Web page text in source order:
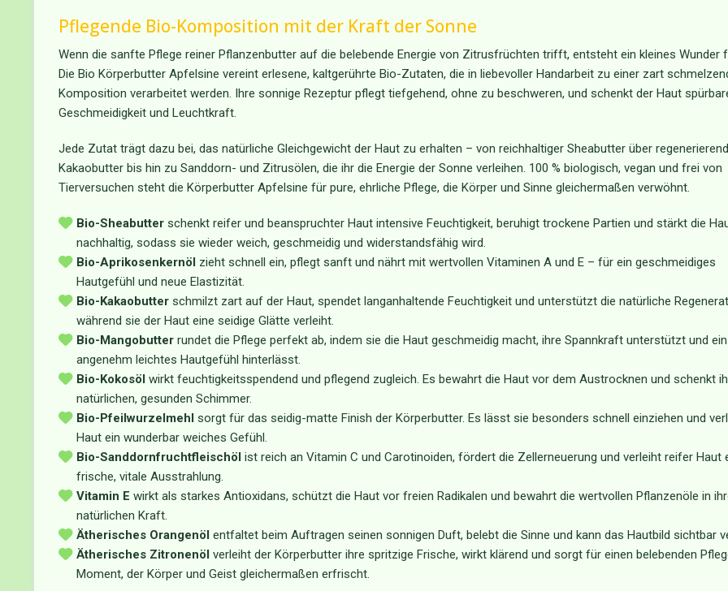
Pflegende Bio-Komposition mit der Kraft der Sonne
Wenn die sanfte Pflege reiner Pflanzenbutter auf die belebende Energie von Zitrusfrüchten trifft, entsteht ein kleines Wunder
Die Bio Körperbutter Apfelsine vereint erlesene, kaltgerührte Bio-Zutaten, die in liebevoller Handarbeit zu einer zart
Komposition verarbeitet werden. Ihre sonnige Rezeptur pflegt tiefgehend, ohne zu beschweren, und schenkt der Haut
Geschmeidigkeit und Leuchtkraft.
Jede Zutat trägt dazu bei, das natürliche Gleichgewicht der Haut zu erhalten – von reichhaltiger Sheabutter über
Kakaobutter bis hin zu Sanddorn- und Zitrusölen, die ihr die Energie der Sonne verleihen. 100 % biologisch, vegan und frei von
Tierversuchen steht die Körperbutter Apfelsine für pure, ehrliche Pflege, die Körper und Sinne gleichermaßen verwöhnt.
Bio-Sheabutter schenkt reifer und beanspruchter Haut intensive Feuchtigkeit, beruhigt trockene Partien und stärkt die
nachhaltig, sodass sie wieder weich, geschmeidig und widerstandsfähig wird.
Bio-Aprikosenkernöl zieht schnell ein, pflegt sanft und nährt mit wertvollen Vitaminen A und E – für ein geschmeidiges
Hautgefühl und neue Elastizität.
Bio-Kakaobutter schmilzt zart auf der Haut, spendet langanhaltende Feuchtigkeit und unterstützt die natürliche
während sie der Haut eine seidige Glätte verleiht.
Bio-Mangobutter rundet die Pflege perfekt ab, indem sie die Haut geschmeidig macht, ihre Spannkraft unterstützt und ein
angenehm leichtes Hautgefühl hinterlässt.
Bio-Kokosöl wirkt feuchtigkeitsspendend und pflegend zugleich. Es bewahrt die Haut vor dem Austrocknen und schenkt
natürlichen, gesunden Schimmer.
Bio-Pfeilwurzelmehl sorgt für das seidig-matte Finish der Körperbutter. Es lässt sie besonders schnell einziehen und
Haut ein wunderbar weiches Gefühl.
Bio-Sanddornfruchtfleischöl ist reich an Vitamin C und Carotinoiden, fördert die Zellerneuerung und verleiht reifer Haut
frische, vitale Ausstrahlung.
Vitamin E wirkt als starkes Antioxidans, schützt die Haut vor freien Radikalen und bewahrt die wertvollen Pflanzenöle in
natürlichen Kraft.
Ätherisches Orangenöl entfaltet beim Auftragen seinen sonnigen Duft, belebt die Sinne und kann das Hautbild sichtbar
Ätherisches Zitronenöl verleiht der Körperbutter ihre spritzige Frische, wirkt klärend und sorgt für einen belebenden
Moment, der Körper und Geist gleichermaßen erfrischt.